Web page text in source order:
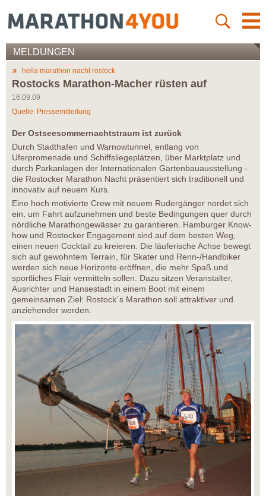
MELDUNGEN
hella marathon nacht rostock
Rostocks Marathon-Macher rüsten auf
16.09.09
Quelle: Pressemitteilung
Der Ostseesommernachtstraum ist zurück
Durch Stadthafen und Warnowtunnel, entlang von
Uferpromenade und Schiffsliegeplätzen, über Marktplatz und
durch Parkanlagen der Internationalen Gartenbauausstellung -
die Rostocker Marathon Nacht präsentiert sich traditionell und
innovativ auf neuem Kurs.
Eine hoch motivierte Crew mit neuem Rudergänger nordet sich
ein, um Fahrt aufzunehmen und beste Bedingungen quer durch
nördliche Marathongewässer zu garantieren. Hamburger Know-
how und Rostocker Engagement sind auf dem besten Weg,
einen neuen Cocktail zu kreieren. Die läuferische Achse bewegt
sich auf gewohntem Terrain, für Skater und Renn-/Handbiker
werden sich neue Horizonte eröffnen, die mehr Spaß und
sportliches Flair vermitteln sollen. Dazu sitzen Veranstalter,
Ausrichter und Hansestadt in einem Boot mit einem
gemeinsamen Ziel: Rostock´s Marathon soll attraktiver und
anziehender werden.